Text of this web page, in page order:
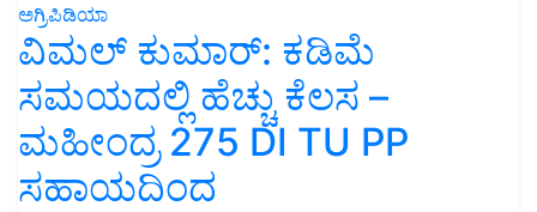
ಅಗ್ರಿಪಿಡಿಯಾ
ವಿಮಲ್ ಕುಮಾರ್: ಕಡಿಮೆ
ಸಮಯದಲ್ಲಿ ಹೆಚ್ಚು ಕೆಲಸ –
ಮಹೀಂದ್ರ 275 DI TU PP
ಸಹಾಯದಿಂದ